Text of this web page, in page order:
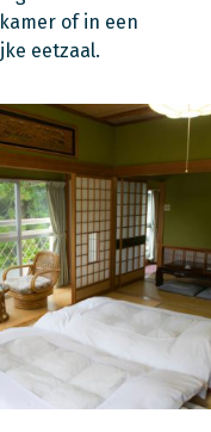
of in een
eetzaal.